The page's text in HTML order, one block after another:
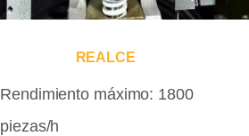
REALCE
Rendimiento máximo: 1800
piezas/h